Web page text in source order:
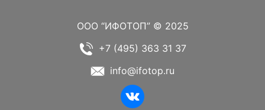
ООО “ИФОТОП” © 2025
+7 (495) 363 31 37
info@ifotop.ru